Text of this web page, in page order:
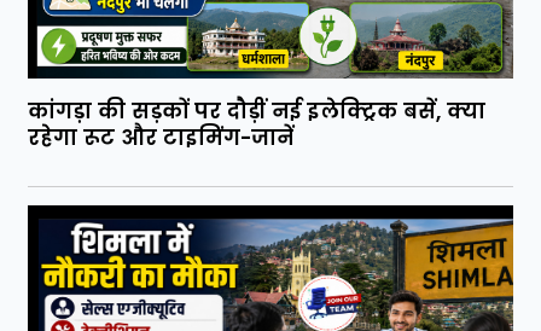
कांगड़ा की सड़कों पर दौड़ीं नई इलेक्ट्रिक बसें, क्या
रहेगा रूट और टाइमिंग-जानें